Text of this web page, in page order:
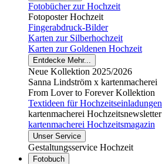
Fotobücher zur Hochzeit
Fotoposter Hochzeit
Fingerabdruck-Bilder
Karten zur Silberhochzeit
Karten zur Goldenen Hochzeit
Entdecke Mehr...
Neue Kollektion 2025/2026
Sanna Lindström x kartenmacherei
From Lover to Forever Kollektion
Textideen für Hochzeitseinladungen
kartenmacherei Hochzeitsnewsletter
kartenmacherei Hochzeitsmagazin
Unser Service
Gestaltungsservice Hochzeit
Fotobuch